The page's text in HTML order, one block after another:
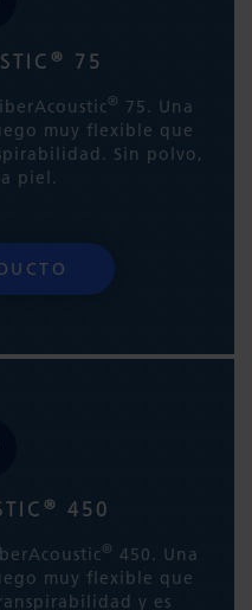
® 75
® 75. Una
muy flexible que
Sin polvo,
piel.
® 450
® 450. Una
muy flexible que
y es